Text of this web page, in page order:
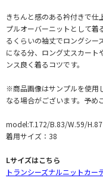
きちんと感のある衿付きで仕
プルオーバーニットとして着
るくらいの袖丈でロングシー
になる分、ロング丈スカート
ンス良く着るコツです。
※商品画像はサンプルを使用
なる場合がございます。予め
model:T.172/B.83/W.59/H.87
着用サイズ：38
Lサイズはこちら
トランシーズナルニットカー